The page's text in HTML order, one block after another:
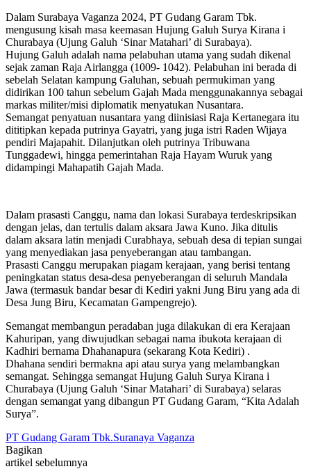
Dalam Surabaya Vaganza 2024, PT Gudang Garam Tbk.
mengusung kisah masa keemasan Hujung Galuh Surya Kirana i
Churabaya (Ujung Galuh ‘Sinar Matahari’ di Surabaya).
Hujung Galuh adalah nama pelabuhan utama yang sudah dikenal
sejak zaman Raja Airlangga (1009- 1042). Pelabuhan ini berada di
sebelah Selatan kampung Galuhan, sebuah permukiman yang
didirikan 100 tahun sebelum Gajah Mada menggunakannya sebagai
markas militer/misi diplomatik menyatukan Nusantara.
Semangat penyatuan nusantara yang diinisiasi Raja Kertanegara itu
dititipkan kepada putrinya Gayatri, yang juga istri Raden Wijaya
pendiri Majapahit. Dilanjutkan oleh putrinya Tribuwana
Tunggadewi, hingga pemerintahan Raja Hayam Wuruk yang
didampingi Mahapatih Gajah Mada.
Dalam prasasti Canggu, nama dan lokasi Surabaya terdeskripsikan
dengan jelas, dan tertulis dalam aksara Jawa Kuno. Jika ditulis
dalam aksara latin menjadi Curabhaya, sebuah desa di tepian sungai
yang menyediakan jasa penyeberangan atau tambangan.
Prasasti Canggu merupakan piagam kerajaan, yang berisi tentang
peningkatan status desa-desa penyeberangan di seluruh Mandala
Jawa (termasuk bandar besar di Kediri yakni Jung Biru yang ada di
Desa Jung Biru, Kecamatan Gampengrejo).
Semangat membangun peradaban juga dilakukan di era Kerajaan
Kahuripan, yang diwujudkan sebagai nama ibukota kerajaan di
Kadhiri bernama Dhahanapura (sekarang Kota Kediri) .
Dhahana sendiri bermakna api atau surya yang melambangkan
semangat. Sehingga semangat Hujung Galuh Surya Kirana i
Churabaya (Ujung Galuh ‘Sinar Matahari’ di Surabaya) selaras
dengan semangat yang dibangun PT Gudang Garam, “Kita Adalah
Surya”.
PT Gudang Garam Tbk.Suranaya Vaganza
Bagikan
artikel sebelumnya